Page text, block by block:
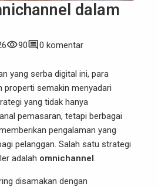
dalam
visibility90comment0 komentar
yang serba digital ini, para
properti semakin menyadari
yang tidak hanya
pemasaran, tetapi berbagai
pengalaman yang
pelanggan. Salah satu strategi
adalah omnichannel.
disamakan dengan